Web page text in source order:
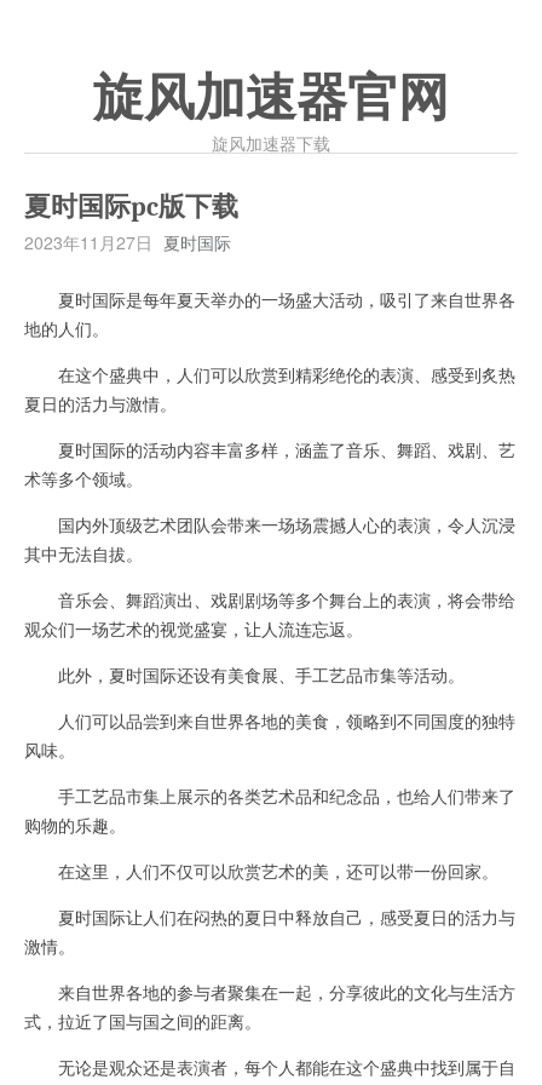
旋风加速器官网
旋风加速器下载
夏时国际pc版下载
2023年11月27日 夏时国际
夏时国际是每年夏天举办的一场盛大活动，吸引了来自世界各
地的人们。
在这个盛典中，人们可以欣赏到精彩绝伦的表演、感受到炙热
夏日的活力与激情。
夏时国际的活动内容丰富多样，涵盖了音乐、舞蹈、戏剧、艺
术等多个领域。
国内外顶级艺术团队会带来一场场震撼人心的表演，令人沉浸
其中无法自拔。
音乐会、舞蹈演出、戏剧剧场等多个舞台上的表演，将会带给
观众们一场艺术的视觉盛宴，让人流连忘返。
此外，夏时国际还设有美食展、手工艺品市集等活动。
人们可以品尝到来自世界各地的美食，领略到不同国度的独特
风味。
手工艺品市集上展示的各类艺术品和纪念品，也给人们带来了
购物的乐趣。
在这里，人们不仅可以欣赏艺术的美，还可以带一份回家。
夏时国际让人们在闷热的夏日中释放自己，感受夏日的活力与
激情。
来自世界各地的参与者聚集在一起，分享彼此的文化与生活方
式，拉近了国与国之间的距离。
无论是观众还是表演者，每个人都能在这个盛典中找到属于自